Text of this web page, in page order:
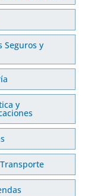
Seguros y
y